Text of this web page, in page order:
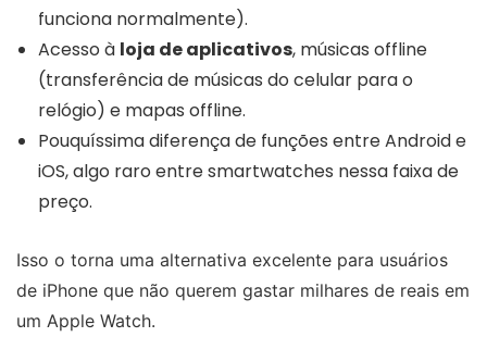
funciona normalmente).
Acesso à loja de aplicativos, músicas offline
(transferência de músicas do celular para o
relógio) e mapas offline.
Pouquíssima diferença de funções entre Android e
iOS, algo raro entre smartwatches nessa faixa de
preço.
Isso o torna uma alternativa excelente para usuários
de iPhone que não querem gastar milhares de reais em
um Apple Watch.